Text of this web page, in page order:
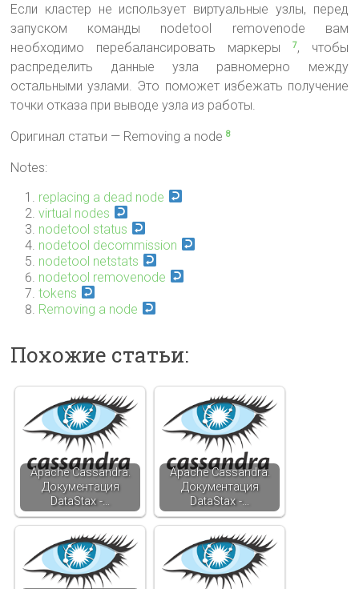
Если кластер не использует виртуальные узлы, перед
запуском команды nodetool removenode вам
необходимо перебалансировать маркеры
7, чтобы
распределить данные узла равномерно между
остальными узлами. Это поможет избежать получение
точки отказа при выводе узла из работы.
Оригинал статьи — Removing a node 8
Notes:
replacing a dead node
virtual nodes
nodetool status
nodetool decommission
nodetool netstats
nodetool removenode
tokens
Removing a node
Похожие статьи:
Apache Cassandra.
Документация
DataStax -…
Apache Cassandra.
Документация
DataStax -…